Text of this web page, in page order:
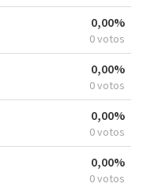
0,00%
0 votos
0,00%
0 votos
0,00%
0 votos
0,00%
0 votos